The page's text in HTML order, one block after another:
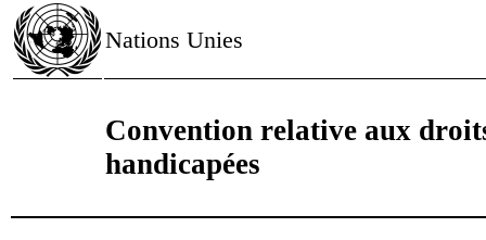
Nations Unies
Convention relative aux
handicapées